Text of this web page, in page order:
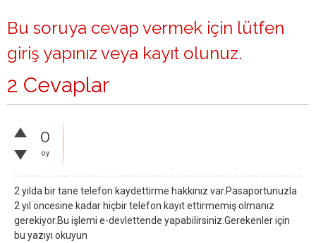
Bu soruya cevap vermek için lütfen
giriş yapınız veya kayıt olunuz.
2 Cevaplar
0
oy
2 yılda bir tane telefon kaydettirme hakkınız var.Pasaportunuzla
2 yıl öncesine kadar hiçbir telefon kayıt ettirmemiş olmanız
gerekiyor.Bu işlemi e-devlettende yapabilirsiniz.Gerekenler için
bu yazıyı okuyun